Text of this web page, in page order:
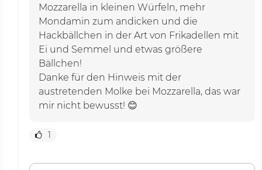
Mozzarella in kleinen Würfeln, mehr
Mondamin zum andicken und die
Hackbällchen in der Art von Frikadellen mit
Ei und Semmel und etwas größere
Bällchen!
Danke für den Hinweis mit der
austretenden Molke bei Mozzarella, das war
mir nicht bewusst! 😊
1